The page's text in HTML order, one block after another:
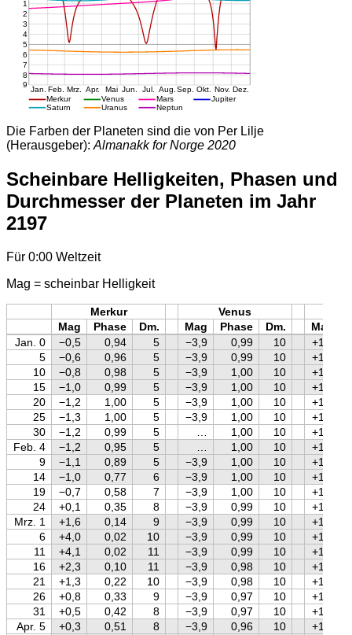
Die Farben der Planeten sind die von Per Lilje
(Herausgeber): Almanakk for Norge 2020
Scheinbare Helligkeiten, Phasen und
Durchmesser der Planeten im Jahr
2197
Für 0:00 Weltzeit
Mag = scheinbar Helligkeit
Merkur Venus
Mag
Phase Dm. Mag Phase Dm. Mag
Jan. 0
−0,5 0,94 5 −3,9 0,99 10
+1,5
5
−0,6 0,96 5 −3,9 0,99 10
+1,4
10
−0,8 0,98 5 −3,9 1,00 10
+1,4
15
−1,0 0,99 5 −3,9 1,00 10
+1,4
20
−1,2 1,00 5 −3,9 1,00 10
+1,4
25
−1,3 1,00 5 −3,9 1,00 10
+1,4
30
−1,2 0,99 5 1,00 10
+1,4
Feb. 4
−1,2 0,95 5 1,00 10
+1,4
9
−1,1 0,89 5 −3,9 1,00 10
+1,3
14
−1,0 0,77 6 −3,9 1,00 10
+1,3
19
−0,7 0,58 7 −3,9 1,00 10
+1,3
24
+0,1 0,35 8 −3,9 0,99 10
+1,3
Mrz. 1
+1,6 0,14 9 −3,9 0,99 10
+1,3
6
+4,0 0,02 10 −3,9 0,99 10
+1,3
11
+4,1 0,02 11 −3,9 0,99 10
+1,2
16
+2,3 0,10 11 −3,9 0,98 10
+1,2
21
+1,3 0,22 10 −3,9 0,98 10
+1,2
26
+0,8 0,33 9 −3,9 0,97 10
+1,2
31
+0,5 0,42 8 −3,9 0,97 10
+1,2
Apr. 5
+0,3 0,51 8 −3,9 0,96 10
+1,2